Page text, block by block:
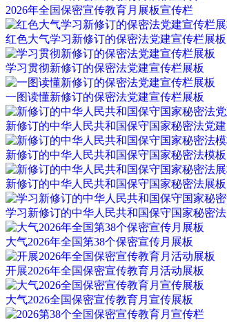
2026年全国保密宣传教育月展板宣传栏
红色大气学习新修订的保密法党建宣传栏展板
学习贯彻新修订的保密法党建宣传栏展板
一图读懂新修订的保密法党建宣传栏展板
新修订的中华人民共和国保守国家秘密法党建
新修订的中华人民共和国保守国家秘密法模板
新修订的中华人民共和国保守国家秘密法展板
学习新修订的中华人民共和国保守国家秘密法
大气2026年全国第38个保密宣传月展板
开展2026年全国保密宣传教育月活动展板
大气2026全国保密宣传教育月宣传展板